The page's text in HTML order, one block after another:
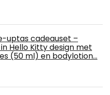
uptas cadeauset –
Hello Kitty design met
(50 ml) en bodylotion…